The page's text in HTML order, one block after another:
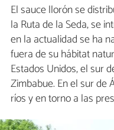
El sauce llorón se
la Ruta de la Seda, se
en la actualidad se ha
fuera de su hábitat
Estados Unidos, el sur
Zimbabue. En el sur de
ríos y en torno a las